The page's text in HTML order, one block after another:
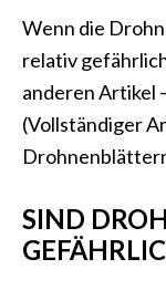
Wenn die
relativ
anderen Artikel
(Vollständiger
SIND